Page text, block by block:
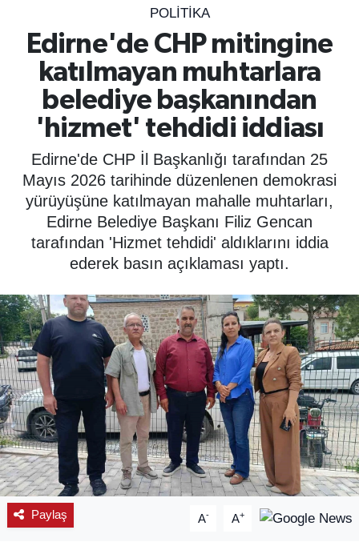
POLİTİKA
Edirne'de CHP mitingine
katılmayan muhtarlara
belediye başkanından
'hizmet' tehdidi iddiası
Edirne'de CHP İl Başkanlığı tarafından 25
Mayıs 2026 tarihinde düzenlenen demokrasi
yürüyüşüne katılmayan mahalle muhtarları,
Edirne Belediye Başkanı Filiz Gencan
tarafından 'Hizmet tehdidi' aldıklarını iddia
ederek basın açıklaması yaptı.
Paylaş A- A+
SPOR
ÇEVRE
YAŞAM
BİLİM - TEKNOLOJİ
KADIN
KÜLTÜR SANAT
MAGAZİN